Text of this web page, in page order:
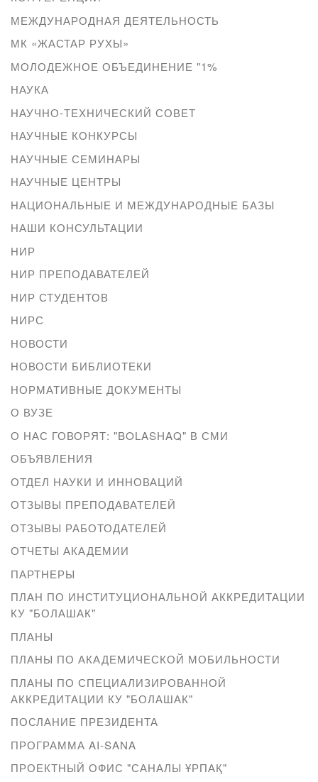
МЕЖДУНАРОДНАЯ ДЕЯТЕЛЬНОСТЬ
МК «ЖАСТАР РУХЫ»
МОЛОДЕЖНОЕ ОБЪЕДИНЕНИЕ "1%
НАУКА
НАУЧНО-ТЕХНИЧЕСКИЙ СОВЕТ
НАУЧНЫЕ КОНКУРСЫ
НАУЧНЫЕ СЕМИНАРЫ
НАУЧНЫЕ ЦЕНТРЫ
НАЦИОНАЛЬНЫЕ И МЕЖДУНАРОДНЫЕ БАЗЫ
НАШИ КОНСУЛЬТАЦИИ
НИР
НИР ПРЕПОДАВАТЕЛЕЙ
НИР СТУДЕНТОВ
НИРС
НОВОСТИ
НОВОСТИ БИБЛИОТЕКИ
НОРМАТИВНЫЕ ДОКУМЕНТЫ
О ВУЗЕ
О НАС ГОВОРЯТ: "BOLASHAQ" В СМИ
ОБЪЯВЛЕНИЯ
ОТДЕЛ НАУКИ И ИННОВАЦИЙ
ОТЗЫВЫ ПРЕПОДАВАТЕЛЕЙ
ОТЗЫВЫ РАБОТОДАТЕЛЕЙ
ОТЧЕТЫ АКАДЕМИИ
ПАРТНЕРЫ
ПЛАН ПО ИНСТИТУЦИОНАЛЬНОЙ АККРЕДИТАЦИИ
КУ "БОЛАШАК"
ПЛАНЫ
ПЛАНЫ ПО АКАДЕМИЧЕСКОЙ МОБИЛЬНОСТИ
ПЛАНЫ ПО СПЕЦИАЛИЗИРОВАННОЙ
АККРЕДИТАЦИИ КУ "БОЛАШАК"
ПОСЛАНИЕ ПРЕЗИДЕНТА
ПРОГРАММА AI-SANA
ПРОЕКТНЫЙ ОФИС "САНАЛЫ ҰРПАҚ"